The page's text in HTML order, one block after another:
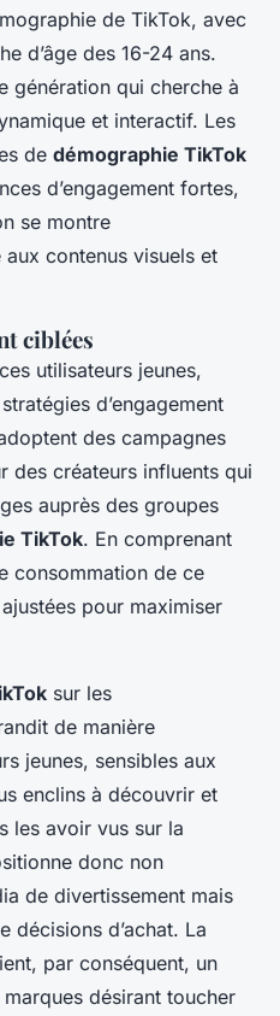
de TikTok, avec
d’âge des 16-24 ans.
génération qui cherche à
et interactif. Les
de démographie TikTok
d’engagement fortes,
se montre
contenus visuels et
ciblées
utilisateurs jeunes,
d’engagement
des campagnes
des créateurs influents qui
auprès des groupes
TikTok. En comprenant
consommation de ce
pour maximiser
sur les
de manière
jeunes, sensibles aux
enclins à découvrir et
les avoir vus sur la
donc non
de divertissement mais
décisions d’achat. La
par conséquent, un
désirant toucher